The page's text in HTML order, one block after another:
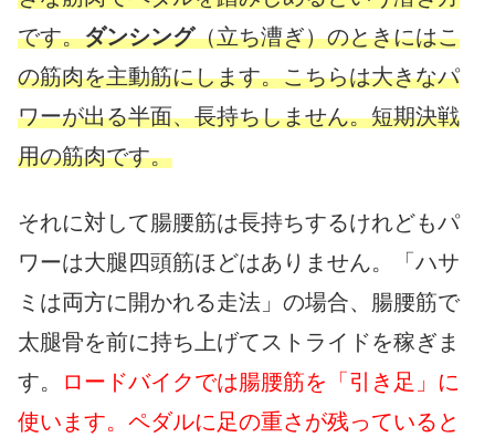
です。ダンシング（立ち漕ぎ）のときにはこ
の筋肉を主動筋にします。こちらは大きなパ
ワーが出る半面、長持ちしません。短期決戦
用の筋肉です。
それに対して腸腰筋は長持ちするけれどもパ
ワーは大腿四頭筋ほどはありません。「ハサ
ミは両方に開かれる走法」の場合、腸腰筋で
太腿骨を前に持ち上げてストライドを稼ぎま
す。
ロードバイクでは腸腰筋を「引き足」に
使います。ペダルに足の重さが残っていると